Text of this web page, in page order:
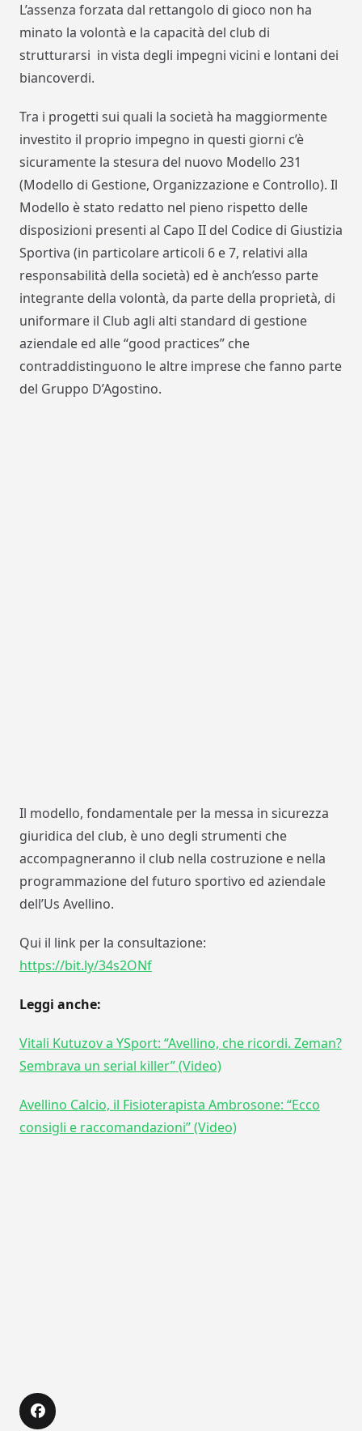
L’assenza forzata dal rettangolo di gioco non ha
minato la volontà e la capacità del club di
strutturarsi in vista degli impegni vicini e lontani dei
biancoverdi.
Tra i progetti sui quali la società ha maggiormente
investito il proprio impegno in questi giorni c’è
sicuramente la stesura del nuovo Modello 231
(Modello di Gestione, Organizzazione e Controllo). Il
Modello è stato redatto nel pieno rispetto delle
disposizioni presenti al Capo II del Codice di Giustizia
Sportiva (in particolare articoli 6 e 7, relativi alla
responsabilità della società) ed è anch’esso parte
integrante della volontà, da parte della proprietà, di
uniformare il Club agli alti standard di gestione
aziendale ed alle “good practices” che
contraddistinguono le altre imprese che fanno parte
del Gruppo D’Agostino.
Il modello, fondamentale per la messa in sicurezza
giuridica del club, è uno degli strumenti che
accompagneranno il club nella costruzione e nella
programmazione del futuro sportivo ed aziendale
dell’Us Avellino.
Qui il link per la consultazione:
https://bit.ly/34s2ONf
Leggi anche:
Vitali Kutuzov a YSport: “Avellino, che ricordi. Zeman?
Sembrava un serial killer” (Video)
Avellino Calcio, il Fisioterapista Ambrosone: “Ecco
consigli e raccomandazioni” (Video)